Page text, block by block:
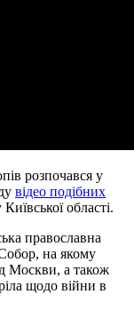
розпочався у
відео подібних
області.
православна
на якому
Москви, а також
щодо війни в